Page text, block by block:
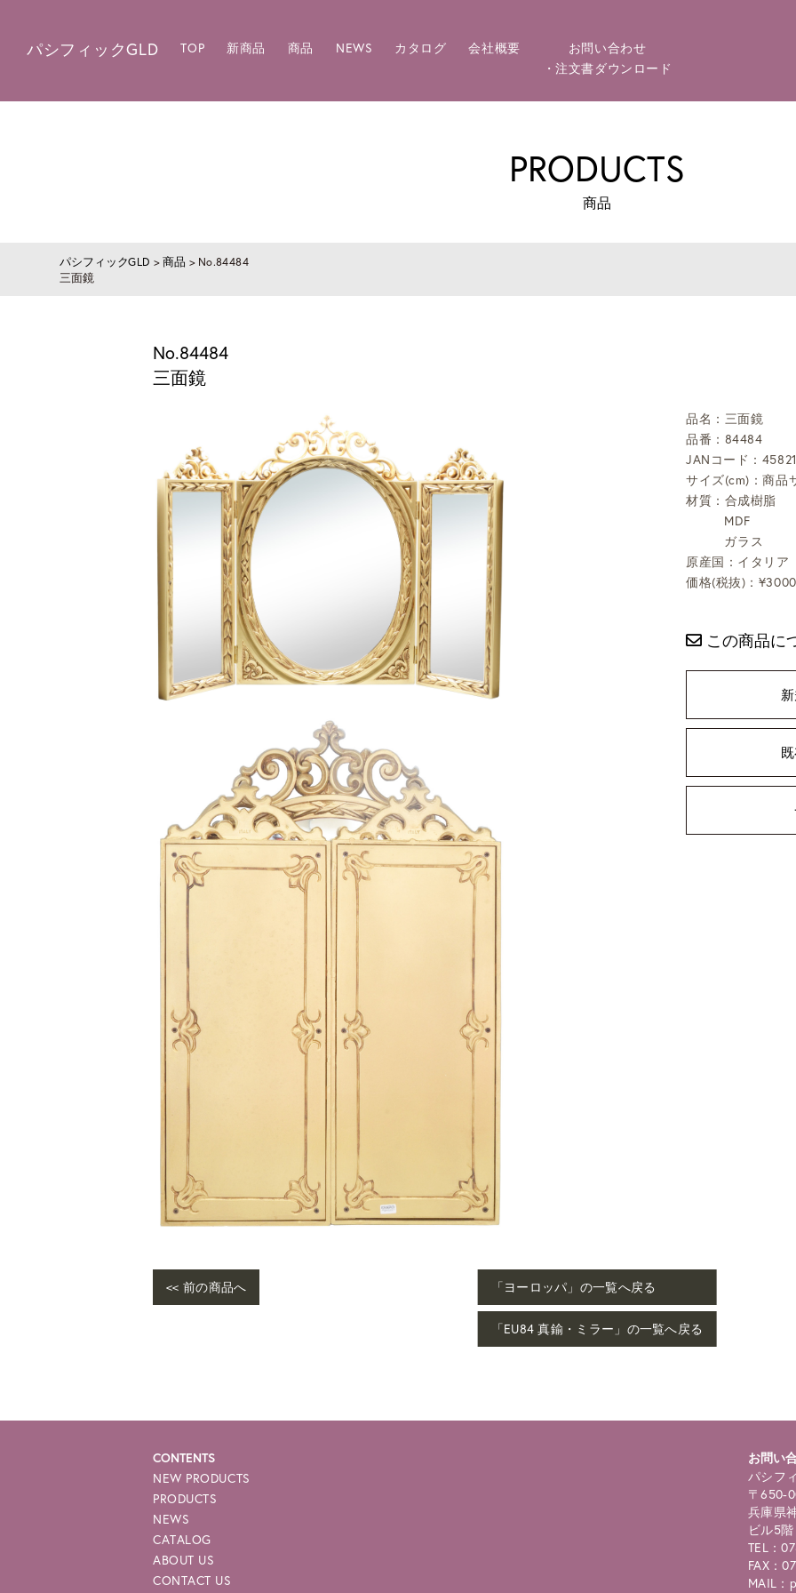
パシフィックGLD TOP 新商品 商品 NEWS カタログ 会社概要
お問い合わせ
・注文書ダウンロード
PRODUCTS
商品
パシフィックGLD >商品 > No.84484
三面鏡
No.84484
三面鏡
品名：三面鏡
品番：84484
JANコード：
サイズ(cm)：商
材質：合成樹脂
MDF
ガラス
原産国：イタリア
価格(税抜)：
この商品に
<< 前の商品へ 「ヨーロッパ」の一覧へ戻る
「EU84 真鍮・ミラー」の一覧へ戻る
CONTENTS
NEW PRODUCTS
PRODUCTS
NEWS
CATALOG
ABOUT US
CONTACT US
お問い
パシフ
〒650-
兵庫県
ビル5階
TEL：
FAX：
MAIL：